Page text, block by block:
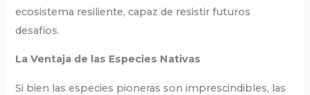
ecosistema resiliente, capaz de resistir futuros
desafíos.
La Ventaja de las Especies Nativas
Si bien las especies pioneras son imprescindibles, las